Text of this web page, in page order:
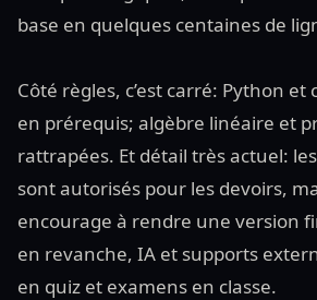
base en quelques centaines de
Côté règles, c’est carré: Python
en prérequis; algèbre linéaire et
rattrapées. Et détail très actuel:
sont autorisés pour les devoirs,
encourage à rendre une version
en revanche, IA et supports
en quiz et examens en classe.